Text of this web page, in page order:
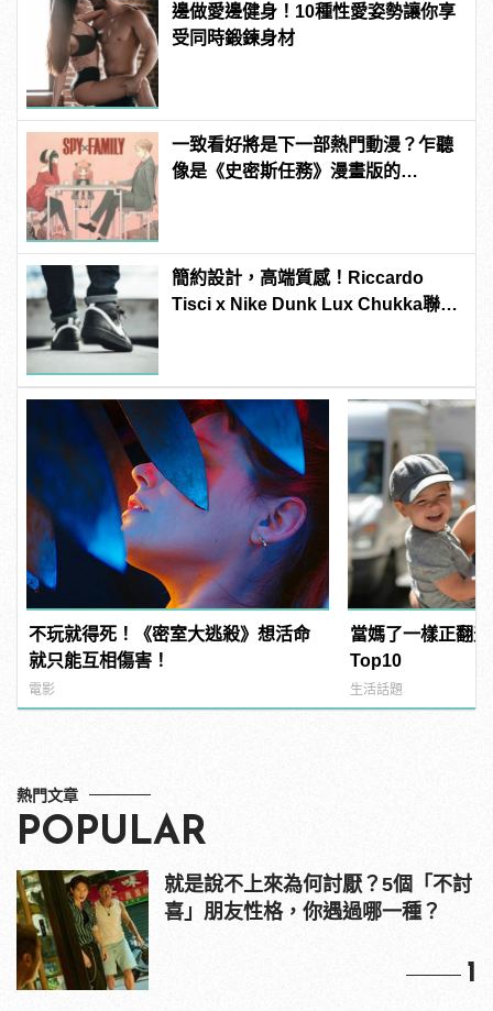
邊做愛邊健身！10種性愛姿勢讓你享
受同時鍛鍊身材
一致看好將是下一部熱門動漫？乍聽
像是《史密斯任務》漫畫版的
簡約設計，高端質感！Riccardo
Tisci x Nike Dunk Lux Chukka聯名
不玩就得死！《密室大逃殺》想活命
就只能互相傷害！
電影
當媽了一樣正翻
Top10
生活話題
熱門文章
POPULAR
就是說不上來為何討厭？5個「不討
喜」朋友性格，你遇過哪一種？
1